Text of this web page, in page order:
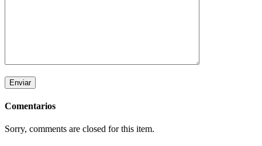
Comentarios
Sorry, comments are closed for this item.